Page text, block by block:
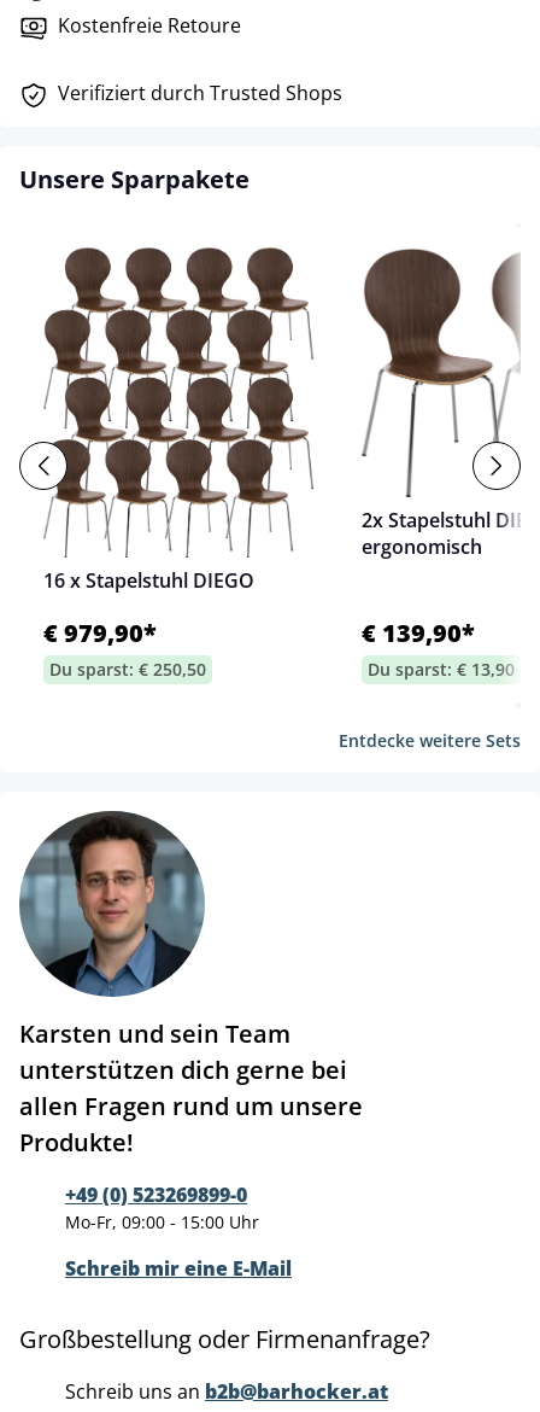
Kostenfreie Retoure
Verifiziert durch Trusted Shops
Unsere Sparpakete
16 x Stapelstuhl DIEGO
€ 979,90*
Du sparst: € 250,50
2x Stapelstuhl
ergonomisch
€ 139,90*
Du sparst: € 13,90
Entdecke weitere Sets
Karsten und sein Team
unterstützen dich gerne bei
allen Fragen rund um unsere
Produkte!
+49 (0) 523269899-0
Mo-Fr, 09:00 - 15:00 Uhr
Schreib mir eine E-Mail
Großbestellung oder Firmenanfrage?
Schreib uns an b2b@barhocker.at